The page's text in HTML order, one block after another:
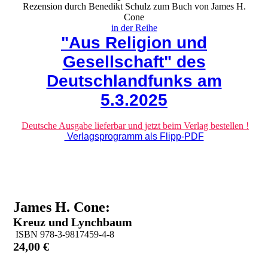
Rezension durch Benedikt Schulz zum Buch von James H.
Cone
in der Reihe
"Aus Religion und
Gesellschaft" des
Deutschlandfunks am
5.3.2025
Deutsche Ausgabe lieferbar und jetzt beim Verlag bestellen !
Verlagsprogramm als Flipp-PDF
James H. Cone:
Kreuz und Lynchbaum
ISBN 978-3-9817459-4-8
24,00 €